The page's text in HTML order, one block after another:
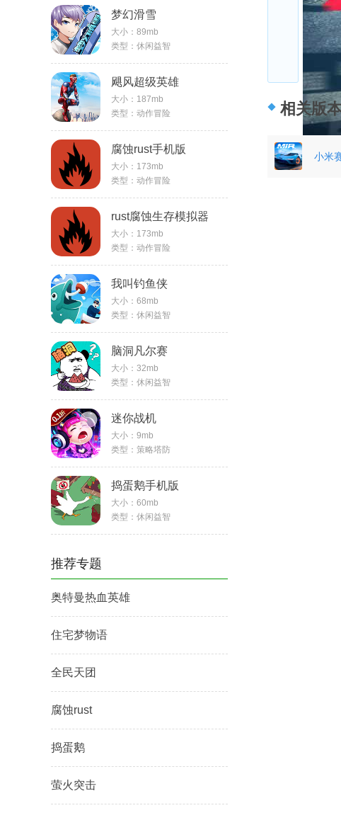
梦幻滑雪
大小：89mb
类型：休闲益智
飓风超级英雄
大小：187mb
类型：动作冒险
腐蚀rust手机版
大小：173mb
类型：动作冒险
rust腐蚀生存模拟器
大小：173mb
类型：动作冒险
我叫钓鱼侠
大小：68mb
类型：休闲益智
脑洞凡尔赛
大小：32mb
类型：休闲益智
迷你战机
大小：9mb
类型：策略塔防
捣蛋鹅手机版
大小：60mb
类型：休闲益智
推荐专题
奥特曼热血英雄
住宅梦物语
全民天团
腐蚀rust
捣蛋鹅
萤火突击
相关版
小米